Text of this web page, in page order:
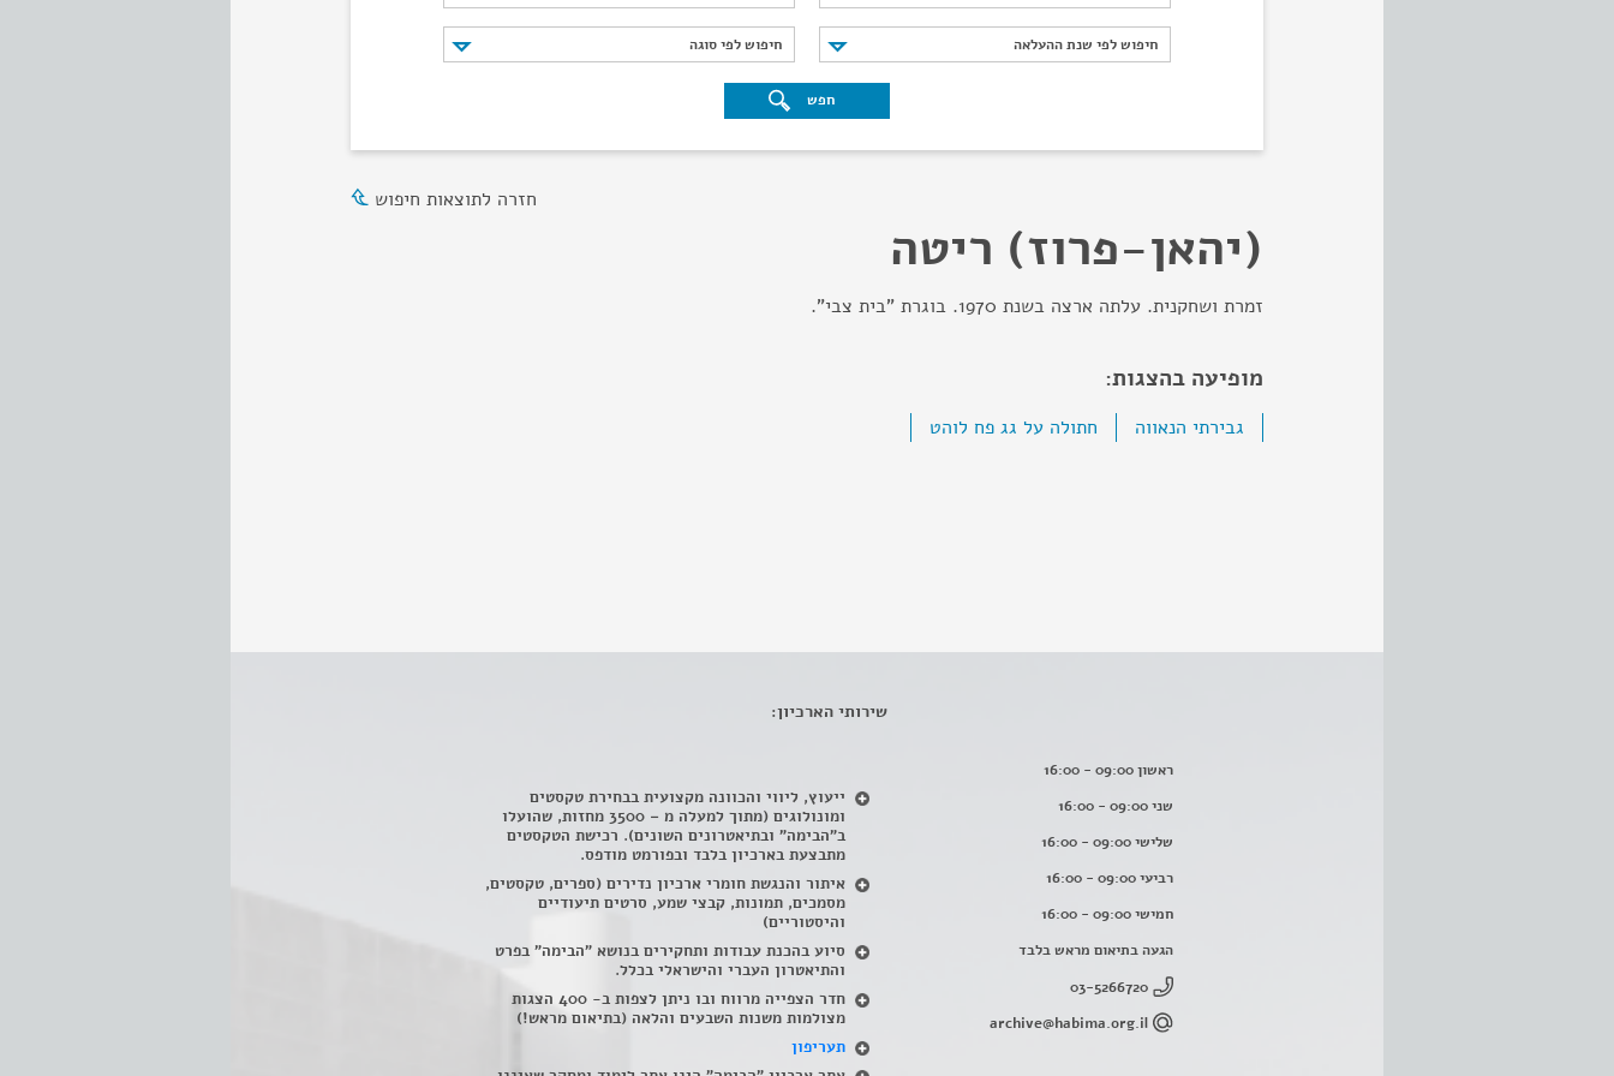
חיפוש לפי שנת ההעלאה
חיפוש לפי שנת ההעלאה חיפוש לפי סוגה
חיפוש לפי סוגה
חפש
חזרה לתוצאות חיפוש
(יהאן-פרוז) ריטה
זמרת ושחקנית. עלתה ארצה בשנת 1970. בוגרת "בית צבי".
מופיעה בהצגות:
גבירתי הנאווה חתולה על גג פח לוהט
ראשון 09:00 - 16:00
שני 09:00 - 16:00
שלישי 09:00 - 16:00
רביעי 09:00 - 16:00
חמישי 09:00 - 16:00
הגעה בתיאום מראש בלבד
03-5266720
archive@habima.org.il
שירותי הארכיון:
ייעוץ, ליווי והכוונה מקצועית בבחירת טקסטים
ומונולוגים (מתוך למעלה מ – 3500 מחזות, שהועלו
ב"הבימה" ובתיאטרונים השונים). רכישת הטקסטים
מתבצעת בארכיון בלבד ובפורמט מודפס.
איתור והנגשת חומרי ארכיון נדירים (ספרים, טקסטים,
מסמכים, תמונות, קבצי שמע, סרטים תיעודיים
והיסטוריים)
סיוע בהכנת עבודות ותחקירים בנושא "הבימה" בפרט
והתיאטרון העברי והישראלי בכלל.
חדר הצפייה מרווח ובו ניתן לצפות ב- 400 הצגות
מצולמות משנות השבעים והלאה (בתיאום מראש!)
תעריפון